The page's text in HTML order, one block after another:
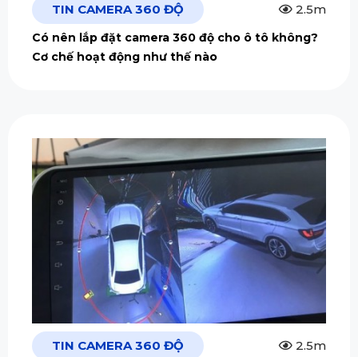
TIN CAMERA 360 ĐỘ 2.5m
Có nên lắp đặt camera 360 độ cho ô tô không?
Cơ chế hoạt động như thế nào
TIN CAMERA 360 ĐỘ 2.5m